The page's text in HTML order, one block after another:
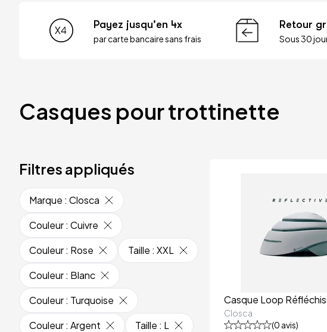
Payez jusqu'en 4x
par carte bancaire sans frais
Retour
Sous 30
Casques pour trottinette
Filtres appliqués
Marque : Closca
Couleur: Cuivre
Couleur: Rose Taille : XXL
Couleur: Blanc
Couleur: Turquoise
Couleur: Argent Taille : L
Casque Loop
Closca
(0 avis)